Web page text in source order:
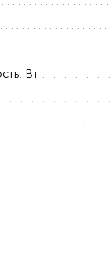
Вт